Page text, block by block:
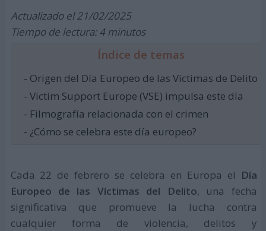
Actualizado el 21/02/2025
Tiempo de lectura: 4 minutos
Índice de temas
- Origen del Día Europeo de las Víctimas de Delito
- Victim Support Europe (VSE) impulsa este día
- Filmografía relacionada con el crimen
- ¿Cómo se celebra este día europeo?
Cada 22 de febrero se celebra en Europa el Día
Europeo de las Víctimas del Delito, una fecha
significativa que promueve la lucha contra
cualquier forma de violencia, delitos y